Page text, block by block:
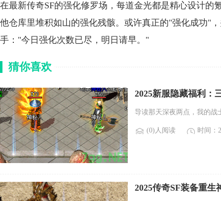
在最新传奇SF的强化修罗场，每道金光都是精心设计的
他仓库里堆积如山的强化残骸。或许真正的"强化成功"
手："今日强化次数已尽，明日请早。"
猜你喜欢
2025新服隐藏福利：
导读那天深夜两点，我的战
(0)人阅读 时间：
2025传奇SF装备重